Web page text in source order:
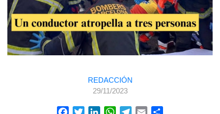
REDACCIÓN
29/11/2023